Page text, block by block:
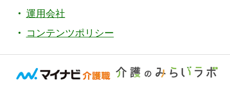
運用会社
コンテンツポリシー